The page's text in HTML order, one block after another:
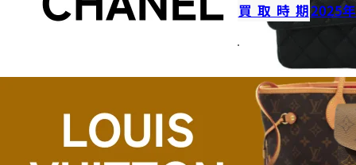
買取時期2025